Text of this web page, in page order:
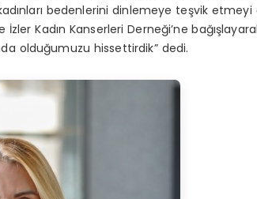
bedenlerini dinlemeye teşvik etmeyi
İzler Kadın Kanserleri Derneği’ne
olduğumuzu hissettirdik” dedi.